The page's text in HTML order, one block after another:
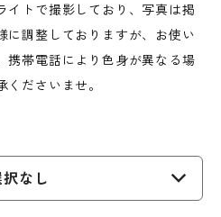
トで撮影しており、写真は掲
に調整しておりますが、お使い
携帯電話により色身が異なる場
ださいませ。
択なし